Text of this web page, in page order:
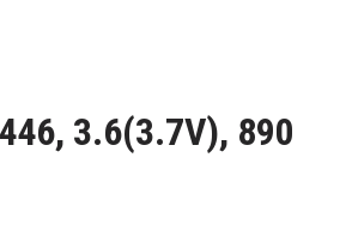
3.6(3.7V), 890